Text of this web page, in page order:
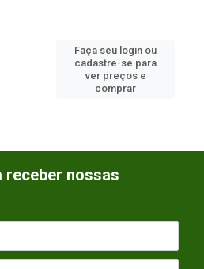
Faça seu login ou
cadastre-se para
ver preços e
comprar
receber nossas